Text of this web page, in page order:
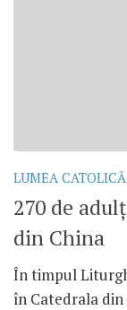
LUMEA CATOLICĂ
270 de
din China
În timpul
în Catedrala din